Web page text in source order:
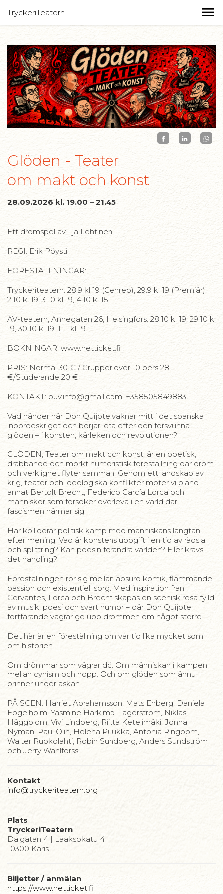
TryckeriTeatern
Glöden - Teater
om makt och konst
28.09.2026 kl. 19.00 – 21.45
Ett drömspel av Ilja Lehtinen
REGI: Erik Pöysti
FÖRESTÄLLNINGAR:
Tryckeriteatern: 28.9 kl 19 (Genrep), 29.9 kl 19 (Premiär),
2.10 kl 19, 3.10 kl 19, 4.10 kl 15
AV-teatern, Annegatan 26, Helsingfors: 28.10 kl 19, 29.10 kl
19, 30.10 kl 19, 1.11 kl 19
BOKNINGAR: www.netticket.fi
PRIS: Normal 30 € / Grupper över 10 pers 28
€/Studerande 20 €
KONTAKT: puv.info@gmail.com, +358505849883
Vad händer när Don Quijote vaknar mitt i det spanska
inbördeskriget och börjar leta efter den försvunna
glöden – i konsten, kärleken och revolutionen?
GLÖDEN, Teater om makt och konst, är en poetisk,
drabbande och mörkt humoristisk föreställning där dröm
och verklighet flyter samman. Genom ett landskap av
krig, teater och ideologiska konflikter möter vi bland
annat Bertolt Brecht, Federico García Lorca och
människor som försöker överleva i en värld där
fascismen närmar sig.
Här kolliderar politisk kamp med människans längtan
efter mening. Vad är konstens uppgift i en tid av rädsla
och splittring? Kan poesin förändra världen? Eller krävs
det handling?
Föreställningen rör sig mellan absurd komik, flammande
passion och existentiell sorg. Med inspiration från
Cervantes, Lorca och Brecht skapas en scenisk resa fylld
av musik, poesi och svart humor – där Don Quijote
fortfarande vägrar ge upp drömmen om något större.
Det här är en föreställning om vår tid lika mycket som
om historien.
Om drömmar som vägrar dö. Om människan i kampen
mellan cynism och hopp. Och om glöden som ännu
brinner under askan.
PÅ SCEN: Harriet Abrahamsson, Mats Enberg, Daniela
Fogelholm, Yasmine Harkimo-Lagerström, Niklas
Häggblom, Vivi Lindberg, Riitta Ketelimäki, Jonna
Nyman, Paul Olin, Helena Puukka, Antonia Ringbom,
Walter Ruokolahti, Robin Sundberg, Anders Sundström
och Jerry Wahlforss
Kontakt
info@tryckeriteatern.org
Plats
TryckeriTeatern
Dalgatan 4 | Laaksokatu 4
10300 Karis
Biljetter / anmälan
https://www.netticket.fi